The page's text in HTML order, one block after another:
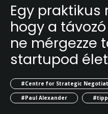
Egy praktikus
hogy a
ne mérgezze
startupod
#Centre for Strategic
#Paul Alexander